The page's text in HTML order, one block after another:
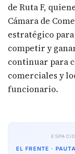
de Ruta F,
Cámara de
estratégico
competir y
continuar para
comerciales y
funcionario.
EL FRENTE · PAUTA